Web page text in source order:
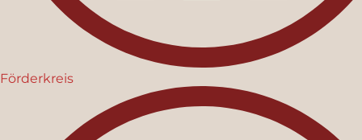
Förderkreis